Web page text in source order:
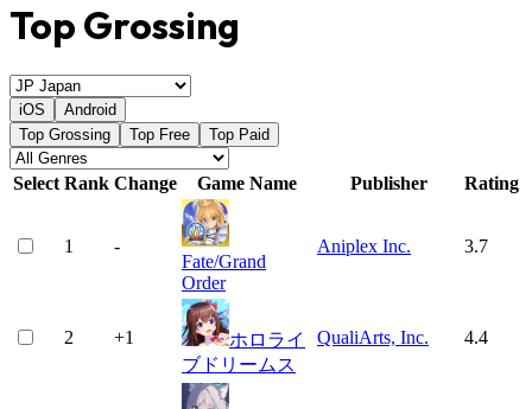
Top Grossing
iOS
Android
Top Grossing
Top Free Top Paid
Select Rank Change Game Name Publisher Rating
1 -
Fate/Grand
Order
Aniplex Inc. 3.7
2 +1
ホロライ
ブドリームス
QualiArts, Inc. 4.4